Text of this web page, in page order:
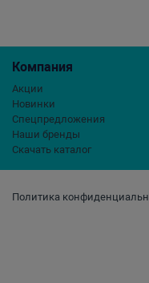
Политика
Компания
Акции
Новинки
Спецпредложения
Наши бренды
Скачать каталог